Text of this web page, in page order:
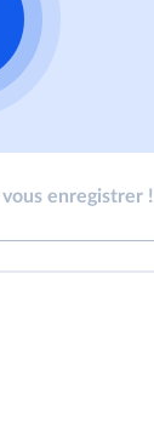
enregistrer !